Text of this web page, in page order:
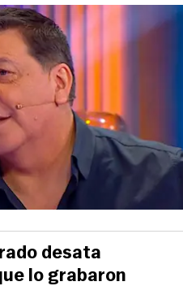
desata
lo grabaron